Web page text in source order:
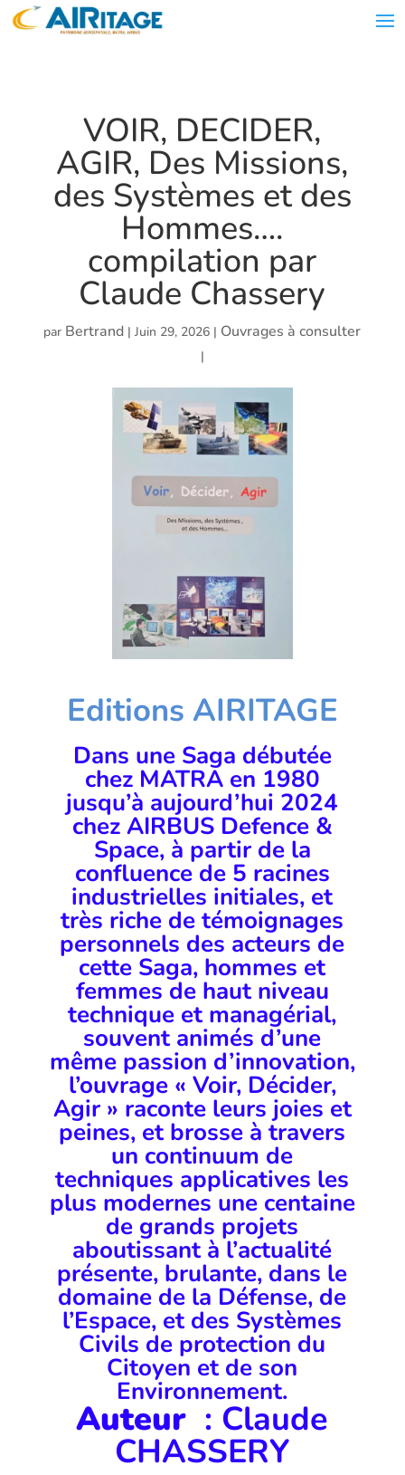
VOIR, DECIDER,
AGIR, Des Missions,
des Systèmes et des
Hommes….
compilation par
Claude Chassery
par Bertrand |Juin 29, 2026 | Ouvrages à consulter
|
Editions AIRITAGE
Dans une Saga débutée
chez MATRA en 1980
jusqu’à aujourd’hui 2024
chez AIRBUS Defence &
Space, à partir de la
confluence de 5 racines
industrielles initiales, et
très riche de témoignages
personnels des acteurs de
cette Saga, hommes et
femmes de haut niveau
technique et managérial,
souvent animés d’une
même passion d’innovation,
l’ouvrage « Voir, Décider,
Agir » raconte leurs joies et
peines, et brosse à travers
un continuum de
techniques applicatives les
plus modernes une centaine
de grands projets
aboutissant à l’actualité
présente, brulante, dans le
domaine de la Défense, de
l’Espace, et des Systèmes
Civils de protection du
Citoyen et de son
Environnement.
Auteur : Claude
CHASSERY